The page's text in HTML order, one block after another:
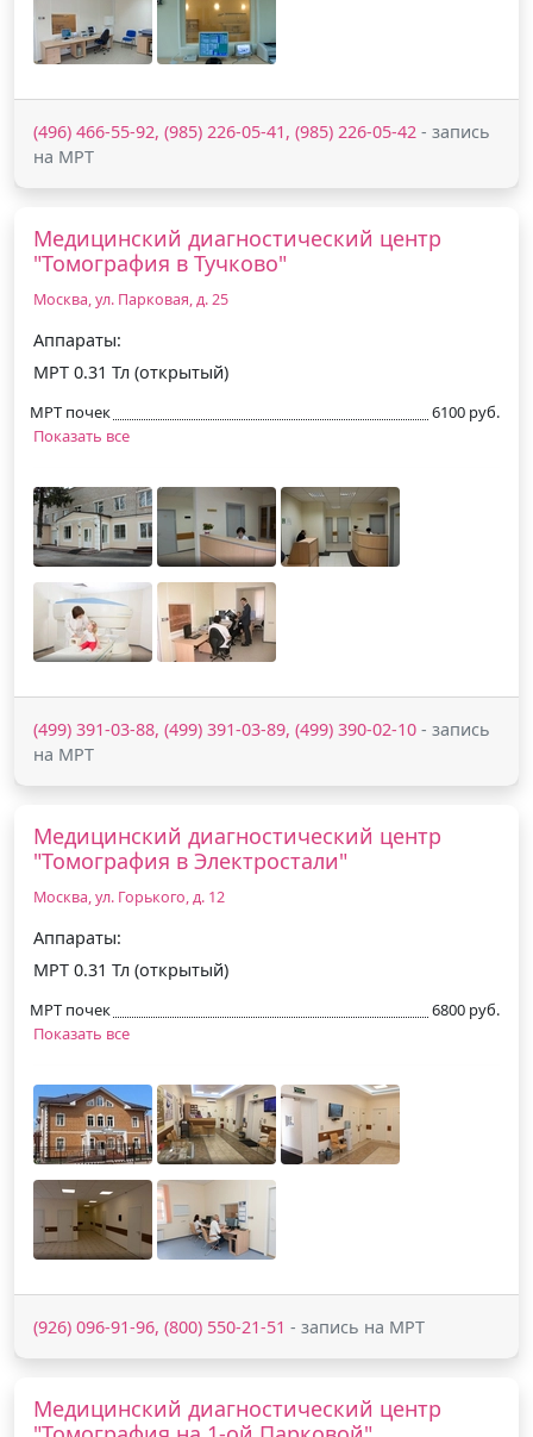
(496) 466-55-92, (985) 226-05-41, (985) 226-05-42 - запись
на МРТ
Медицинский диагностический центр
"Томография в Тучково"
Москва, ул. Парковая, д. 25
Аппараты:
МРТ 0.31 Тл (открытый)
МРТ почек
6100 руб.
Показать все
(499) 391-03-88, (499) 391-03-89, (499) 390-02-10 - запись
на МРТ
Медицинский диагностический центр
"Томография в Электростали"
Москва, ул. Горького, д. 12
Аппараты:
МРТ 0.31 Тл (открытый)
МРТ почек
6800 руб.
Показать все
(926) 096-91-96, (800) 550-21-51 - запись на МРТ
Медицинский диагностический центр